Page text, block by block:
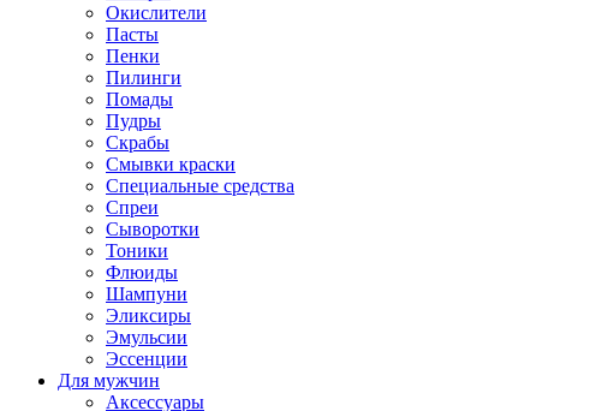
Окислители
Пасты
Пенки
Пилинги
Помады
Пудры
Скрабы
Смывки краски
Специальные средства
Спреи
Сыворотки
Тоники
Флюиды
Шампуни
Эликсиры
Эмульсии
Эссенции
Для мужчин
Аксессуары